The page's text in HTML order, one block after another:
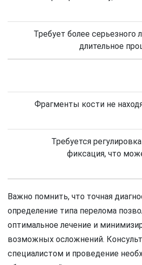
Требует более серьезного
длительное
Фрагменты кости не
Требуется
фиксация, что
Важно помнить, что точная
определение типа перелома
оптимальное лечение и
возможных осложнений.
специалистом и проведение